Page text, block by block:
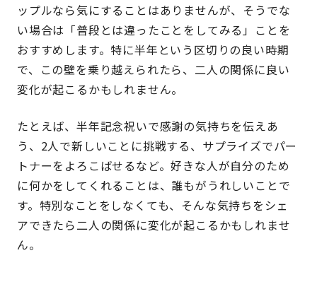
ップルなら気にすることはありませんが、そうでな
い場合は「普段とは違ったことをしてみる」ことを
おすすめします。特に半年という区切りの良い時期
で、この壁を乗り越えられたら、二人の関係に良い
変化が起こるかもしれません。
たとえば、半年記念祝いで感謝の気持ちを伝えあ
う、2人で新しいことに挑戦する、サプライズでパー
トナーをよろこばせるなど。好きな人が自分のため
に何かをしてくれることは、誰もがうれしいことで
す。特別なことをしなくても、そんな気持ちをシェ
アできたら二人の関係に変化が起こるかもしれませ
ん。